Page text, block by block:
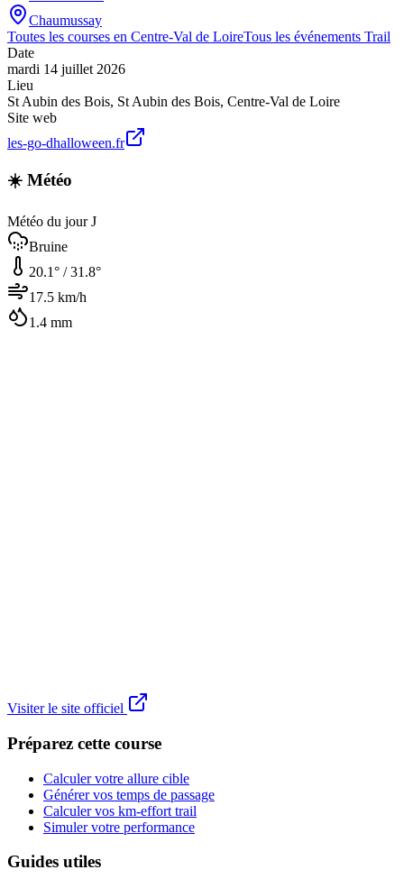
Chaumussay
Toutes les courses en Centre-Val de LoireTous les événements Trail
Date
mardi 14 juillet 2026
Lieu
St Aubin des Bois, St Aubin des Bois, Centre-Val de Loire
Site web
les-go-dhalloween.fr
☀️ Météo
Météo du jour J
Bruine
20.1° /31.8°
17.5 km/h
1.4 mm
Visiter le site officiel
Préparez cette course
Calculer votre allure cible
Générer vos temps de passage
Calculer vos km-effort trail
Simuler votre performance
Guides utiles